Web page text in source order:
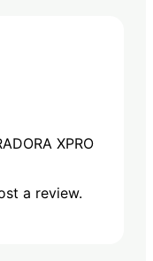
XPRO
a review.